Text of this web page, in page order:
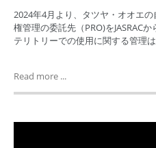
2024年4月より、タツヤ・オオエ
権管理の委託先（PRO)をJASRAC
テリトリーでの使用に関する管理は
Read more ...